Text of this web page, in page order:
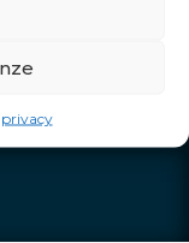
alle 21:00